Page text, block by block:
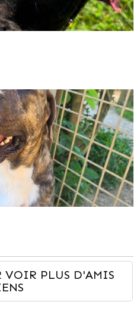
PLUS D'AMIS